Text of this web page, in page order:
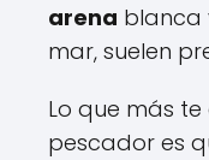
arena blanca
mar, suelen
Lo que más
pescador es